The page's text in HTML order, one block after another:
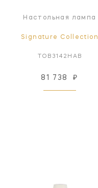
Настольная лампа
Signature Collection
TOB3142HAB
81 738 ₽